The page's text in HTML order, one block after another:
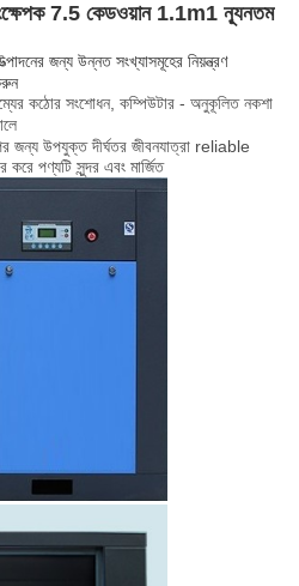
7.5 কেডওয়ান 1.1m1 ন্যূনতম
জন্য উন্নত সংখ্যাসমূহের নিয়ন্ত্রণ
কঠোর সংশোধন, কম্পিউটার - অনুকূলিত নকশা
জন্য উপযুক্ত দীর্ঘতর জীবনযাত্রা reliable
পণ্যটি সুন্দর এবং মার্জিত